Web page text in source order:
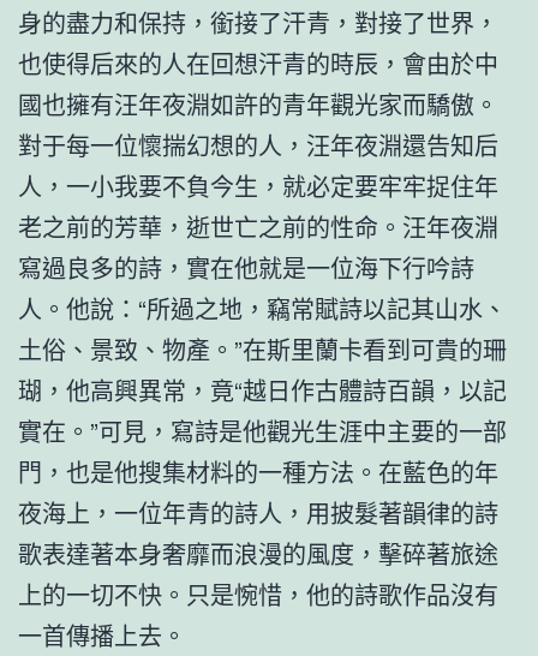
身的盡力和保持，銜接了汗青，對接了世界，
也使得后來的人在回想汗青的時辰，會由於中
國也擁有汪年夜淵如許的青年觀光家而驕傲。
對于每一位懷揣幻想的人，汪年夜淵還告知后
人，一小我要不負今生，就必定要牢牢捉住年
老之前的芳華，逝世亡之前的性命。汪年夜淵
寫過良多的詩，實在他就是一位海下行吟詩
人。他說：“所過之地，竊常賦詩以記其山水、
土俗、景致、物產。”在斯里蘭卡看到可貴的珊
瑚，他高興異常，竟“越日作古體詩百韻，以記
實在。”可見，寫詩是他觀光生涯中主要的一部
門，也是他搜集材料的一種方法。在藍色的年
夜海上，一位年青的詩人，用披髮著韻律的詩
歌表達著本身奢靡而浪漫的風度，擊碎著旅途
上的一切不快。只是惋惜，他的詩歌作品沒有
一首傳播上去。